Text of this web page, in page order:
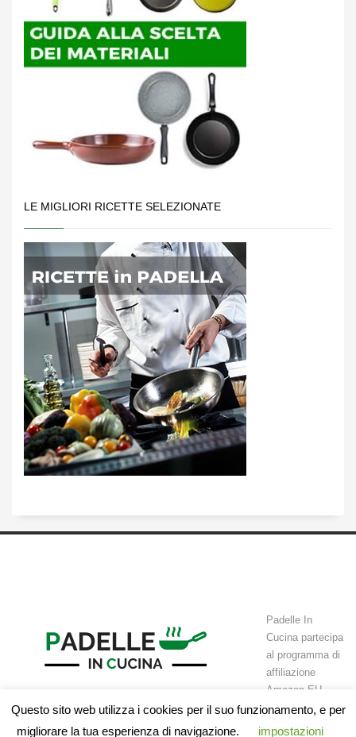
LE MIGLIORI RICETTE SELEZIONATE
Padelle In
Cucina partecipa
al programma di
affiliazione
Amazon EU
Associates Programme, un programma di affiliazione che permette a
siti web di guadagnare attraverso commissioni tramite l’advertising e il
Questo sito web utilizza i cookies per il suo funzionamento, e per
migliorare la tua esperienza di navigazione.
impostazioni